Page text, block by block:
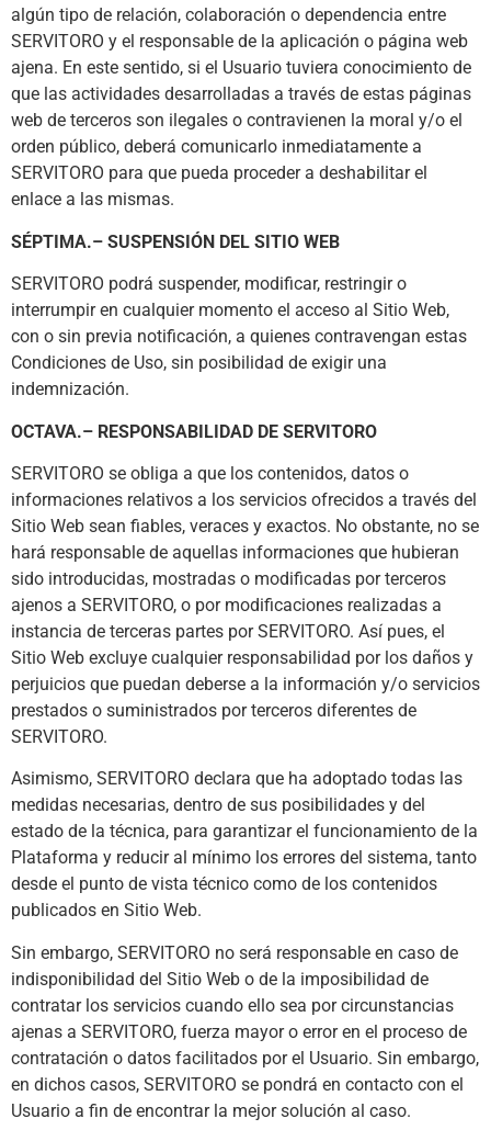
algún tipo de relación, colaboración o dependencia entre
SERVITORO y el responsable de la aplicación o página web
ajena. En este sentido, si el Usuario tuviera conocimiento de
que las actividades desarrolladas a través de estas páginas
web de terceros son ilegales o contravienen la moral y/o el
orden público, deberá comunicarlo inmediatamente a
SERVITORO para que pueda proceder a deshabilitar el
enlace a las mismas.
SÉPTIMA.– SUSPENSIÓN DEL SITIO WEB
SERVITORO podrá suspender, modificar, restringir o
interrumpir en cualquier momento el acceso al Sitio Web,
con o sin previa notificación, a quienes contravengan estas
Condiciones de Uso, sin posibilidad de exigir una
indemnización.
OCTAVA.– RESPONSABILIDAD DE SERVITORO
SERVITORO se obliga a que los contenidos, datos o
informaciones relativos a los servicios ofrecidos a través del
Sitio Web sean fiables, veraces y exactos. No obstante, no se
hará responsable de aquellas informaciones que hubieran
sido introducidas, mostradas o modificadas por terceros
ajenos a SERVITORO, o por modificaciones realizadas a
instancia de terceras partes por SERVITORO. Así pues, el
Sitio Web excluye cualquier responsabilidad por los daños y
perjuicios que puedan deberse a la información y/o servicios
prestados o suministrados por terceros diferentes de
SERVITORO.
Asimismo, SERVITORO declara que ha adoptado todas las
medidas necesarias, dentro de sus posibilidades y del
estado de la técnica, para garantizar el funcionamiento de la
Plataforma y reducir al mínimo los errores del sistema, tanto
desde el punto de vista técnico como de los contenidos
publicados en Sitio Web.
Sin embargo, SERVITORO no será responsable en caso de
indisponibilidad del Sitio Web o de la imposibilidad de
contratar los servicios cuando ello sea por circunstancias
ajenas a SERVITORO, fuerza mayor o error en el proceso de
contratación o datos facilitados por el Usuario. Sin embargo,
en dichos casos, SERVITORO se pondrá en contacto con el
Usuario a fin de encontrar la mejor solución al caso.